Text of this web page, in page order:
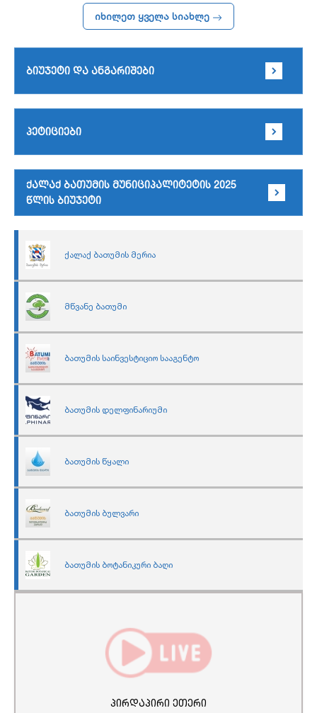
ბიუჯეტი და ანგარიშები
პეტიციები
ქალაქ ბათუმის მუნიციპალიტეტის 2025
წლის ბიუჯეტი
ქალაქ ბათუმის მერია
მწვანე ბათუმი
ბათუმის საინვესტიციო სააგენტო
ბათუმის დელფინარიუმი
ბათუმის წყალი
ბათუმის ბულვარი
ბათუმის ბოტანიკური ბაღი
იხილეთ ყველა სიახლე
პირდაპირი ეთერი